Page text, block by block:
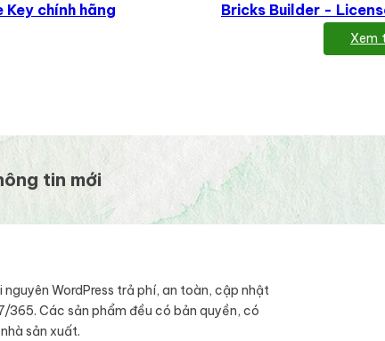
chính hãng Bricks Builder -
Xem
tin mới
WordPress trả phí, an toàn, cập nhật
365. Các sản phẩm đều có bản quyền, có
sản xuất.